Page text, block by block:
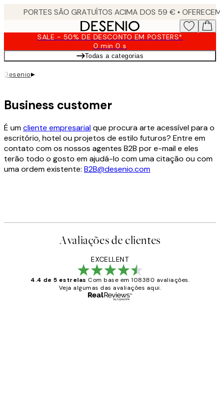
SALE - 50% DE DESCONTO EM POSTERS*
0 min0 s
Válido
até:
Todas a categorias
Desenio▸
Business customer
É umcliente empresarialque procura arte acessível para o
escritório, hotel ou projetos de estilo futuros? Entre em
contato com os nossos agentes B2B por e-mail e eles
terão todo o gosto em ajudá-lo com uma citação ou com
uma ordem existente: B2B@desenio.com
Avaliações de clientes
EXCELLENT
4.4 de 5 estrelas Com base em 108380 avaliações.
Veja algumas das avaliações aqui.